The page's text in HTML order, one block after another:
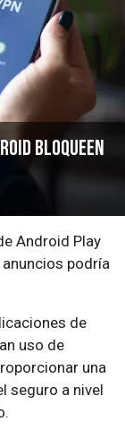
bloqueen
Android Play
podría
de
uso de
una
seguro a nivel